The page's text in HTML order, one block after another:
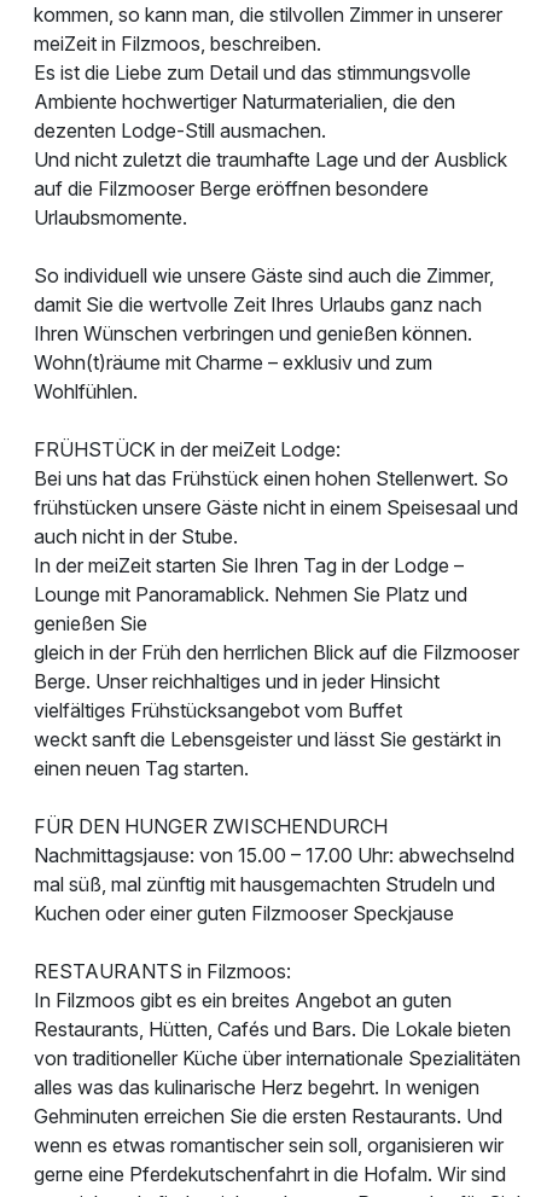
kommen, so kann man, die stilvollen Zimmer in unserer
meiZeit in Filzmoos, beschreiben.
Es ist die Liebe zum Detail und das stimmungsvolle
Ambiente hochwertiger Naturmaterialien, die den
dezenten Lodge-Still ausmachen.
Und nicht zuletzt die traumhafte Lage und der Ausblick
auf die Filzmooser Berge eröffnen besondere
Urlaubsmomente.
So individuell wie unsere Gäste sind auch die Zimmer,
damit Sie die wertvolle Zeit Ihres Urlaubs ganz nach
Ihren Wünschen verbringen und genießen können.
Wohn(t)räume mit Charme – exklusiv und zum
Wohlfühlen.
FRÜHSTÜCK in der meiZeit Lodge:
Bei uns hat das Frühstück einen hohen Stellenwert. So
frühstücken unsere Gäste nicht in einem Speisesaal und
auch nicht in der Stube.
In der meiZeit starten Sie Ihren Tag in der Lodge –
Lounge mit Panoramablick. Nehmen Sie Platz und
genießen Sie
gleich in der Früh den herrlichen Blick auf die Filzmooser
Berge. Unser reichhaltiges und in jeder Hinsicht
vielfältiges Frühstücksangebot vom Buffet
weckt sanft die Lebensgeister und lässt Sie gestärkt in
einen neuen Tag starten.
FÜR DEN HUNGER ZWISCHENDURCH
Nachmittagsjause: von 15.00 – 17.00 Uhr: abwechselnd
mal süß, mal zünftig mit hausgemachten Strudeln und
Kuchen oder einer guten Filzmooser Speckjause
RESTAURANTS in Filzmoos:
In Filzmoos gibt es ein breites Angebot an guten
Restaurants, Hütten, Cafés und Bars. Die Lokale bieten
von traditioneller Küche über internationale Spezialitäten
alles was das kulinarische Herz begehrt. In wenigen
Gehminuten erreichen Sie die ersten Restaurants. Und
wenn es etwas romantischer sein soll, organisieren wir
gerne eine Pferdekutschenfahrt in die Hofalm. Wir sind